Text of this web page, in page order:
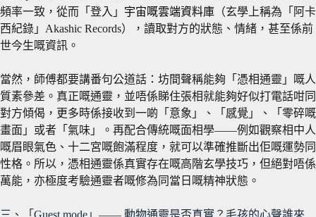
頻率一致，從而「登入」 宇宙嘅雲端資料庫 （玄學上稱為「阿卡
西紀錄」Akashic Records），讀取對方的狀態、情緒，甚至係前
世今生嘅資訊。
當然，師傅都要講番句公道話：坊間聲稱能夠「憑相通靈」嘅人
質素參差。真正嘅通靈，並唔係睇住張相就能夠好似打電話咁同
對方傾偈，更多時係接收到一啲「意象」、「感覺」、「零碎嘅
畫面」或者「氣味」。再配合傳統嘅面相學——例如觀察相中人
嘅眉眼氣色、十二宮嘅飽滿程度，就可以準確推斷出佢嘅運勢同
性格。所以，憑相通靈係真實存在嘅高階玄學技巧，但絕對唔係
萬能，亦極度考驗通靈者嘅修為同當日嘅精神狀態。
三、「Guest mode」—— 動物通靈是否真實？毛孩的心聲誰來